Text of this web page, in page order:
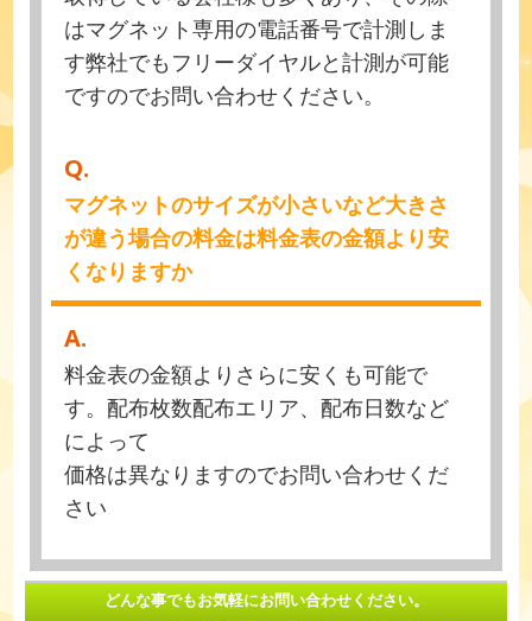
はマグネット専用の電話番号で計測しま
す弊社でもフリーダイヤルと計測が可能
ですのでお問い合わせください。
Q.
マグネットのサイズが小さいなど大きさ
が違う場合の料金は料金表の金額より安
くなりますか
A.
料金表の金額よりさらに安くも可能で
す。配布枚数配布エリア、配布日数など
によって
価格は異なりますのでお問い合わせくだ
さい
どんな事でもお気軽にお問い合わせください。